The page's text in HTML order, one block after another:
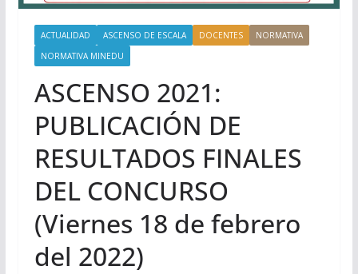
ACTUALIDAD ASCENSO DE ESCALA DOCENTES
NORMATIVA
NORMATIVA MINEDU
ASCENSO 2021:
PUBLICACIÓN DE
RESULTADOS FINALES
DEL CONCURSO
(Viernes 18 de febrero
del 2022)